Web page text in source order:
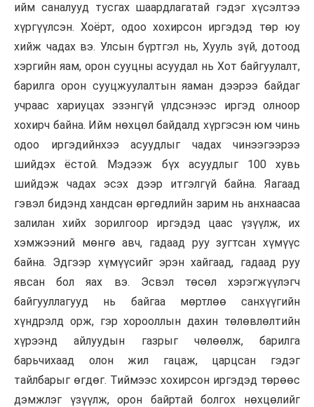
ийм саналууд тусгах шаардлагатай гэдэг хүсэлтээ
хүргүүлсэн. Хоёрт, одоо хохирсон иргэдэд төр юу
хийж чадах вэ. Улсын бүртгэл нь, Хууль зүй, дотоод
хэргийн яам, орон сууцны асуудал нь Хот байгуулалт,
барилга орон сууцжуулалтын яаман дээрээ байдаг
учраас хариуцах эзэнгүй үлдсэнээс иргэд олноор
хохирч байна. Ийм нөхцөл байдалд хүргэсэн юм чинь
одоо иргэдийнхээ асуудлыг чадах чинээгээрээ
шийдэх ёстой. Мэдээж бүх асуудлыг 100 хувь
шийдэж чадах эсэх дээр итгэлгүй байна. Яагаад
гэвэл бидэнд хандсан өргөдлийн зарим нь анхнаасаа
залилан хийх зорилгоор иргэдэд цаас үзүүлж, их
хэмжээний мөнгө авч, гадаад руу зугтсан хүмүүс
байна. Эдгээр хүмүүсийг эрэн хайгаад, гадаад руу
явсан бол яах вэ. Эсвэл төсөл хэрэгжүүлэгч
байгууллагууд нь байгаа мөртлөө санхүүгийн
хүндрэлд орж, гэр хорооллын дахин төлөвлөлтийн
хүрээнд айлуудын газрыг чөлөөлж, барилга
барьчихаад олон жил гацаж, царцсан гэдэг
тайлбарыг өгдөг. Тиймээс хохирсон иргэдэд төрөөс
дэмжлэг үзүүлж, орон байртай болгох нөхцөлийг